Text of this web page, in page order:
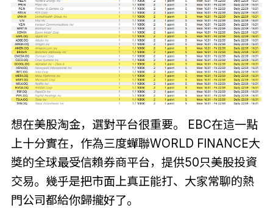
想在美股淘金，選對平台很重要。 EBC在這一點
上十分實在，作為三度蟬聯WORLD FINANCE大
獎的全球最受信賴券商平台，提供50只美股投資
交易。幾乎是把市面上真正能打、大家常聊的熱
門公司都給你歸攏好了。